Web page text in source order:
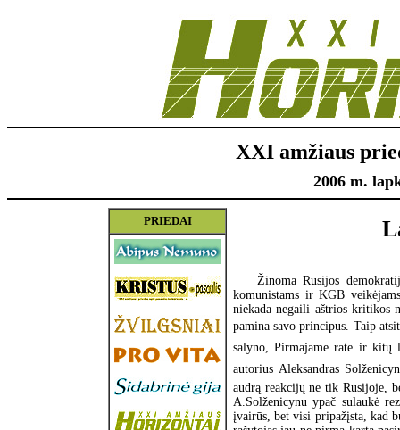
XXI amžiaus
2006 m.
PRIEDAI
Žinoma Rusijos
komunistams ir KGB
niekada negaili aštrios kritikos
pamina savo principus. Taip
salyno, Pirmajame rate ir
autorius Aleksandras
audrą reakcijų ne tik Rusijoje,
A.Solženicynu ypač sulaukė
įvairūs, bet visi pripažįsta, kad